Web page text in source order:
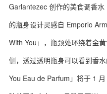
Garlantezec 创作的美食调香
的瓶身设计灵感自 Emporio
With You」‌，瓶颈处环绕着金
侧，透过透明瓶身可以看到香
You Eau de Parfum」‌将于 1